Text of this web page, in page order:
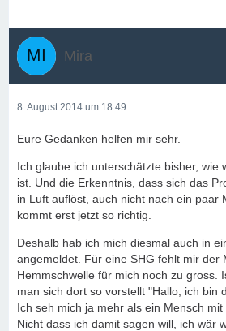
Mira
8. August 2014 um 18:49
Eure Gedanken helfen mir sehr.
Ich glaube ich unterschätzte bisher, wie
ist. Und die Erkenntnis, dass sich das
in Luft auflöst, auch nicht nach ein paar
kommt erst jetzt so richtig.
Deshalb hab ich mich diesmal auch in
angemeldet. Für eine SHG fehlt mir der
Hemmschwelle für mich noch zu gross.
man sich dort so vorstellt "Hallo, ich bin
Ich seh mich ja mehr als ein Mensch mit
Nicht dass ich damit sagen will, ich wär